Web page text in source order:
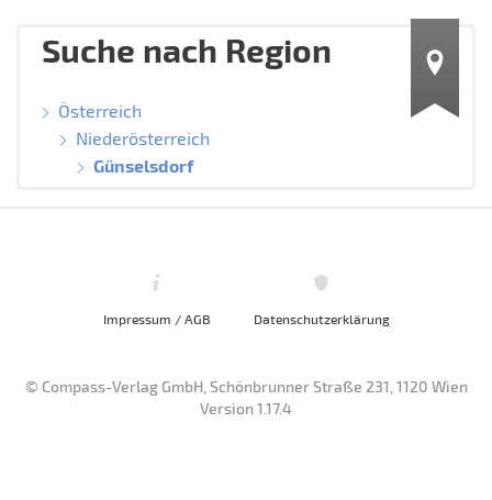
Suche nach Region
Österreich
Niederösterreich
Günselsdorf
Impressum / AGB Datenschutzerklärung
© Compass-Verlag GmbH, Schönbrunner Straße 231, 1120 Wien
Version 1.17.4